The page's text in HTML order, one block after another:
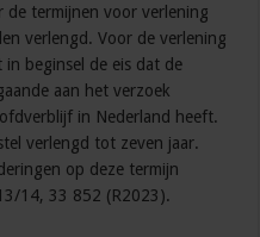
de termijnen voor verlening
verlengd. Voor de verlening
beginsel de eis dat de
aan het verzoek
in Nederland heeft.
verlengd tot zeven jaar.
op deze termijn
14, 33 852 (R2023).